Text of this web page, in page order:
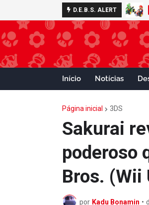
D.E.B.S. ALERT
Início Notícias
Página inicial 3DS
Sakurai
poderoso
Bros. (Wii
por Kadu Bonamin •